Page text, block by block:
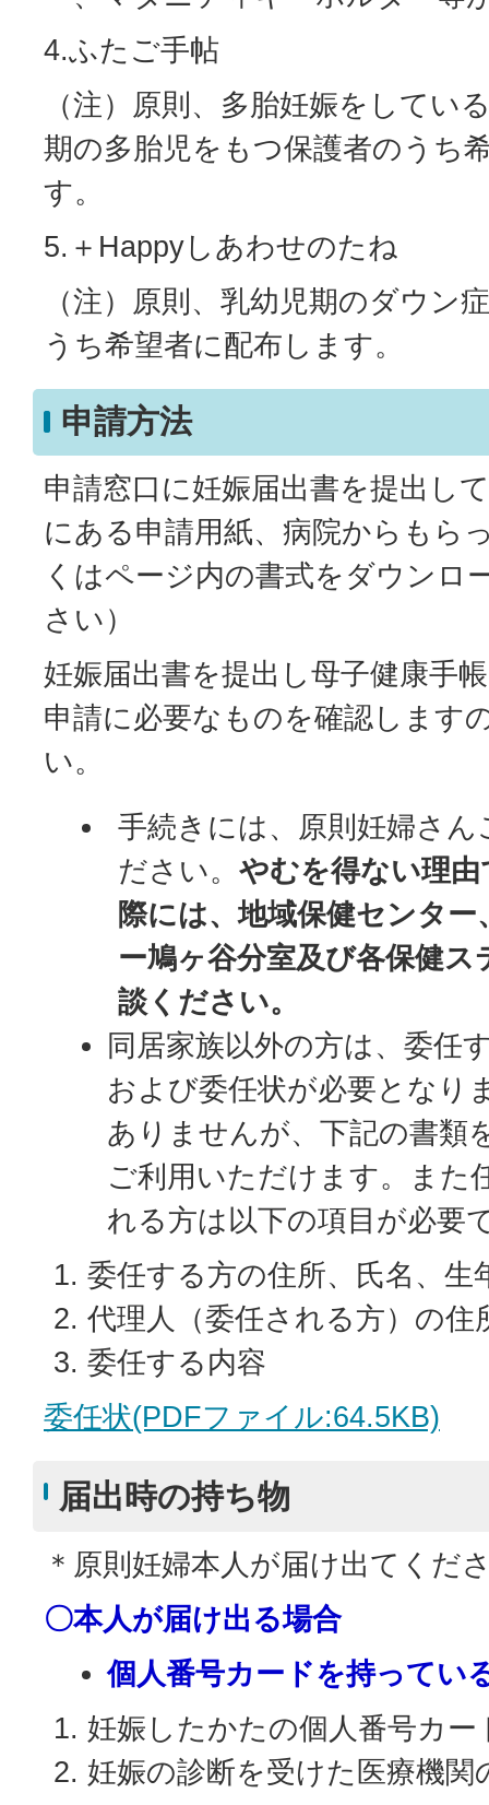
4.ふたご手帖
（注）原則、多胎妊娠をしてい
期の多胎児をもつ保護者のうち
す。
5.＋Happyしあわせのたね
（注）原則、乳幼児期のダウン
うち希望者に配布します。
申請方法
申請窓口に妊娠届出書を提出し
にある申請用紙、病院からもら
くはページ内の書式をダウンロ
さい）
妊娠届出書を提出し母子健康手
申請に必要なものを確認します
い。
手続きには、原則妊婦さ
ださい。やむを得ない理
際には、地域保健センタ
ー鳩ヶ谷分室及び各保健
談ください。
同居家族以外の方は、委任
および委任状が必要となり
ありませんが、下記の書類
ご利用いただけます。また
れる方は以下の項目が必要
委任する方の住所、氏名、生
代理人（委任される方）の住
委任する内容
委任状(PDFファイル:64.5KB)
届出時の持ち物
＊原則妊婦本人が届け出てくだ
〇本人が届け出る場合
個人番号カードを持ってい
妊娠したかたの個人番号カー
妊娠の診断を受けた医療機関